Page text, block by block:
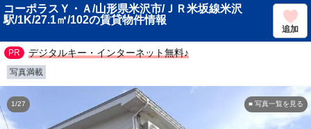
コーポラスＹ・Ａ/山形県米沢市/ＪＲ米坂線米沢
駅/1K/27.1㎡/102の賃貸物件情報
追加
デジタルキー・インターネット無料♪
写真満載
■ 写真一覧を見る
1/27